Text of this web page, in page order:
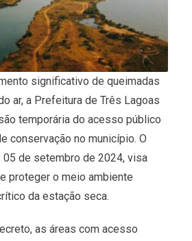
significativo de queimadas
ar, a Prefeitura de Três Lagoas
temporária do acesso público
conservação no município. O
05 de setembro de 2024, visa
proteger o meio ambiente
da estação seca.
as áreas com acesso